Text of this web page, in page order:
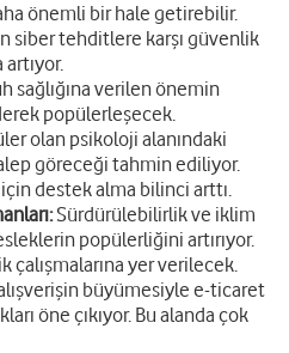
önemli bir hale getirebilir.
siber tehditlere karşı güvenlik
sağlığına verilen önemin
popülerleşecek.
olan psikoloji alanındaki
göreceği tahmin ediliyor.
için destek alma bilinci arttı.
Sürdürülebilirlik ve iklim
popülerliğini artırıyor.
yer verilecek.
büyümesiyle e-ticaret
öne çıkıyor. Bu alanda çok